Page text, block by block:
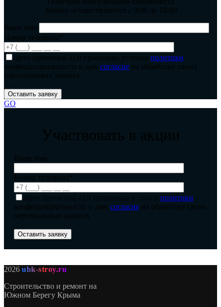
Звонки осуществляются с 9:00 до 18:00
Ваше имя
Номер телефона*
agree прочитал(-а) и принимаю условия политики
конфиденциальности и даю согласие на обработку своих
персональных данных
GO
Участвовать в акции
Ваше имя
Номер телефона*
agree прочитал(-а) и принимаю условия политики
конфиденциальности и даю согласие на обработку своих
персональных данных
2026 ubk-stroy.ru
Строительство и ремонт на
Южном Берегу Крыма